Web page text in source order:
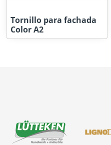
Tornillo para fachada
Color A2